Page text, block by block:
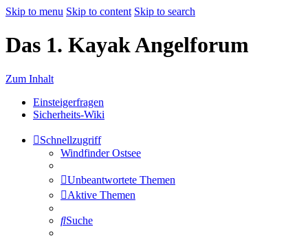
Skip to menu Skip to content Skip to search
Das 1. Kayak Angelforum
Zum Inhalt
Einsteigerfragen
Sicherheits-Wiki
Schnellzugriff
Windfinder Ostsee
Unbeantwortete Themen
Aktive Themen
Suche